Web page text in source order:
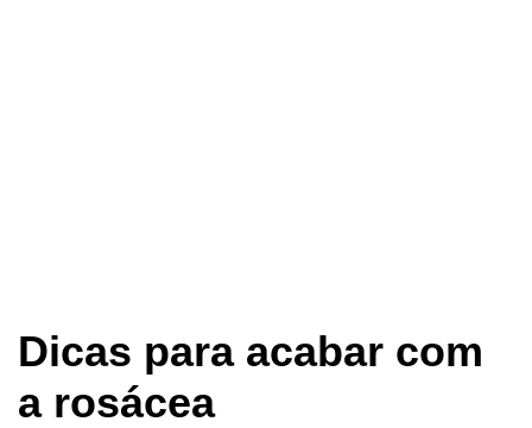
Dicas para acabar com
a rosácea